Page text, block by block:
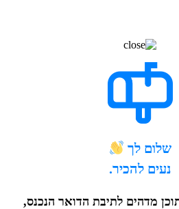
לך
להכיר.
לתיבת הדואר הנכנס,